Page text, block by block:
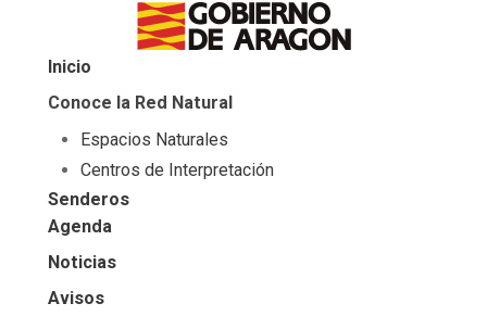
Inicio
Conoce la Red Natural
Espacios Naturales
Centros de Interpretación
Senderos
Agenda
Noticias
Avisos